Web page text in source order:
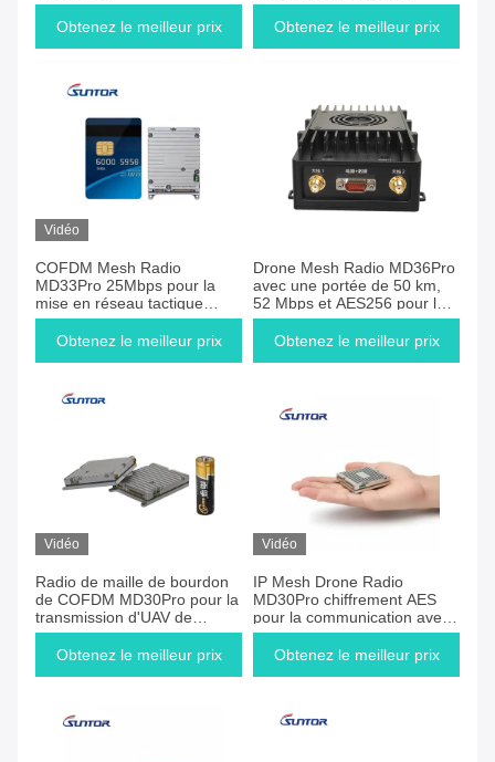
Obtenez le meilleur prix Obtenez le meilleur prix
Vidéo
COFDM Mesh Radio
MD33Pro 25Mbps pour la
mise en réseau tactique
d'UAV
Obtenez le meilleur prix
Drone Mesh Radio MD36Pro
avec une portée de 50 km,
52 Mbps et AES256 pour les
communications UAV
Obtenez le meilleur prix
Vidéo
Radio de maille de bourdon
de COFDM MD30Pro pour la
transmission d'UAV de
longue portée
Obtenez le meilleur prix
Vidéo
IP Mesh Drone Radio
MD30Pro chiffrement AES
pour la communication avec
les drones
Obtenez le meilleur prix